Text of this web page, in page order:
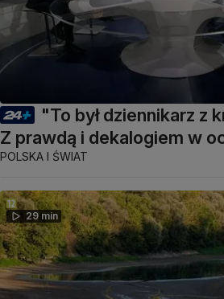
"To był dziennikarz z
Z prawdą i dekalogiem w
POLSKA I ŚWIAT
29 min